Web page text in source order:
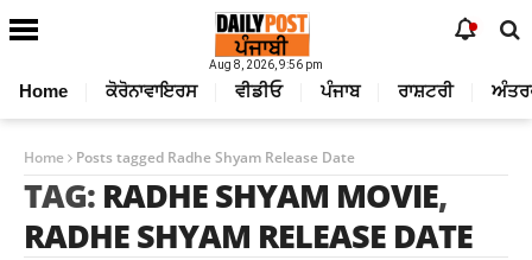
Aug 8, 2026, 9:56 pm
Home ਕੋਰੋਨਾਵਾਇਰਸ ਵੀਡੀਓ ਪੰਜਾਬ ਰਾਸ਼ਟਰੀ
Home Posts tagged Radhe Shyam Release Date
TAG: RADHE SHYAM MOVIE,
RADHE SHYAM RELEASE DATE